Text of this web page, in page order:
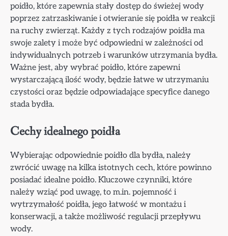
poidło, które zapewnia stały dostęp do świeżej wody
poprzez zatrzaskiwanie i otwieranie się poidła w reakcji
na ruchy zwierząt. Każdy z tych rodzajów poidła ma
swoje zalety i może być odpowiedni w zależności od
indywidualnych potrzeb i warunków utrzymania bydła.
Ważne jest, aby wybrać poidło, które zapewni
wystarczającą ilość wody, będzie łatwe w utrzymaniu
czystości oraz będzie odpowiadające specyfice danego
stada bydła.
Cechy idealnego poidła
Wybierając odpowiednie poidło dla bydła, należy
zwrócić uwagę na kilka istotnych cech, które powinno
posiadać idealne poidło. Kluczowe czynniki, które
należy wziąć pod uwagę, to m.in. pojemność i
wytrzymałość poidła, jego łatwość w montażu i
konserwacji, a także możliwość regulacji przepływu
wody.